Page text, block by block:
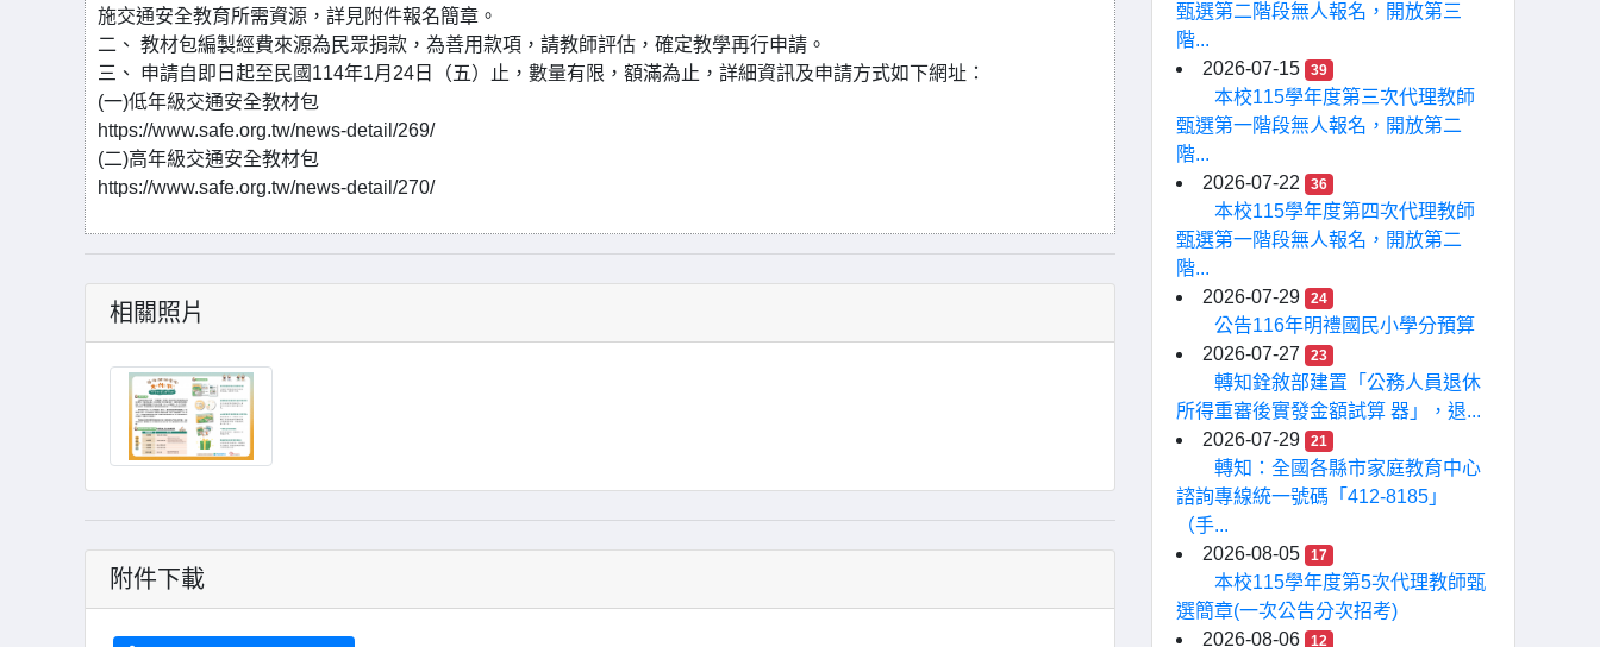
施交通安全教育所需資源，詳見附件報名簡章。
二、 教材包編製經費來源為民眾捐款，為善用款項，請教師評估，確定教學再行申請。
三、 申請自即日起至民國114年1月24日（五）止，數量有限，額滿為止，詳細資訊及申請方式如下網址：
(一)低年級交通安全教材包
https://www.safe.org.tw/news-detail/269/
(二)高年級交通安全教材包
https://www.safe.org.tw/news-detail/270/
相關照片
附件下載
甄選第二階段無人報名，開放第三
階...
2026-07-15
39
本校115學年度第三次代理教師
甄選第一階段無人報名，開放第二
階...
2026-07-22
36
本校115學年度第四次代理教師
甄選第一階段無人報名，開放第二
階...
2026-07-29
24
公告116年明禮國民小學分預算
2026-07-27
23
轉知銓敘部建置「公務人員退休
所得重審後實發金額試算 器」，退...
2026-07-29
21
轉知：全國各縣市家庭教育中心
諮詢專線統一號碼「412-8185」
（手...
2026-08-05
17
本校115學年度第5次代理教師甄
選簡章(一次公告分次招考)
2026-08-06
12